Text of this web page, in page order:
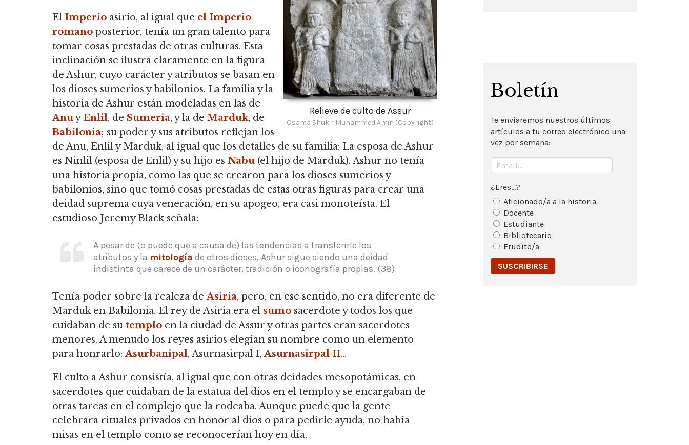
Relieve de culto de Assur
Osama Shukir Muhammed Amin (Copyright)
El Imperio asirio, al igual que el Imperio
romano posterior, tenía un gran talento para
tomar cosas prestadas de otras culturas. Esta
inclinación se ilustra claramente en la figura
de Ashur, cuyo carácter y atributos se basan en
los dioses sumerios y babilonios. La familia y la
historia de Ashur están modeladas en las de
AnuyEnlil, de Sumeria, y la de Marduk, de
Babilonia; su poder y sus atributos reflejan los
de Anu, Enlil y Marduk, al igual que los detalles de su familia: La esposa de Ashur
es Ninlil (esposa de Enlil) y su hijo es Nabu (el hijo de Marduk). Ashur no tenía
una historia propia, como las que se crearon para los dioses sumerios y
babilonios, sino que tomó cosas prestadas de estas otras figuras para crear una
deidad suprema cuya veneración, en su apogeo, era casi monoteísta. El
estudioso Jeremy Black señala:
A pesar de (o puede que a causa de) las tendencias a transferirle los
atributos y la mitología de otros dioses, Ashur sigue siendo una deidad
indistinta que carece de un carácter, tradición o iconografía propias. (38)
Tenía poder sobre la realeza deAsiria, pero, en ese sentido, no era diferente de
Marduk en Babilonia. El rey de Asiria era el sumo sacerdote y todos los que
cuidaban de su templo en la ciudad de Assur y otras partes eran sacerdotes
menores. A menudo los reyes asirios elegían su nombre como un elemento
para honrarlo:Asurbanipal, Asurnasirpal I,Asurnasirpal II...
El culto a Ashur consistía, al igual que con otras deidades mesopotámicas, en
sacerdotes que cuidaban de la estatua del dios en el templo y se encargaban de
otras tareas en el complejo que la rodeaba. Aunque puede que la gente
celebrara rituales privados en honor al dios o para pedirle ayuda, no había
misas en el templo como se reconocerían hoy en día.
Boletín
Te enviaremos nuestros últimos
artículos a tu correo electrónico una
vez por semana:
¿Eres...?
Aficionado/a a la historia
Docente
Estudiante
Bibliotecario
Erudito/a